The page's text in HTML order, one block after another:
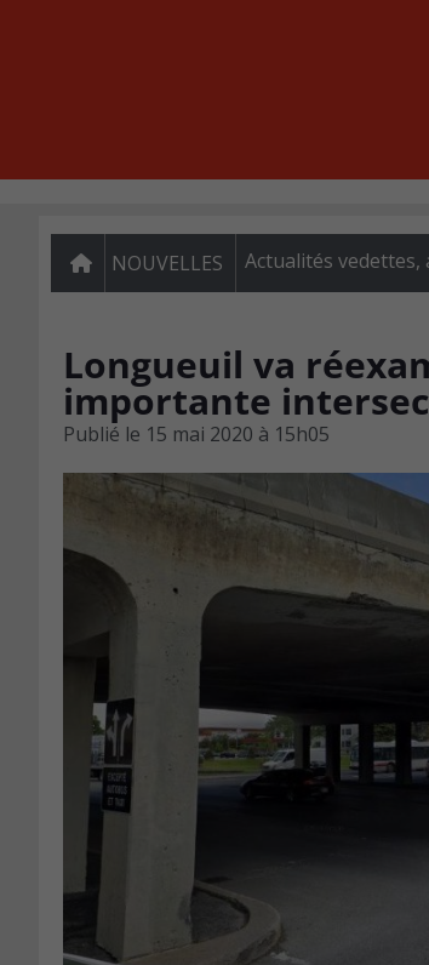
NOUVELLES Actualités vedettes,
Longueuil va
importante
Publié le 15 mai 2020 à 15h05